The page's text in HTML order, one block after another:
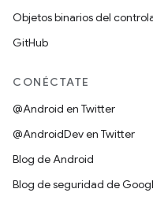
Objetos binarios del
GitHub
CONÉCTATE
@Android en Twitter
@AndroidDev en Twitter
Blog de Android
Blog de seguridad de